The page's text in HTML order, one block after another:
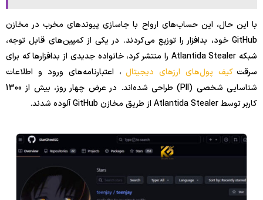
با این حال، این حساب‌های ارواح با جاسازی پیوندهای مخرب در مخازن
GitHub خود، بدافزار را توزیع می‌کردند. در یکی از کمپین‌های قابل توجه،
شبکه Atlantida Stealer را منتشر کرد، خانواده جدیدی از بدافزارها که برای
سرقتکیف پول‌های ارزهای دیجیتال ، اعتبارنامه‌های ورود و اطلاعات
شناسایی شخصی (PII) طراحی شده‌اند. در عرض چهار روز، بیش از 1300
کاربر توسط Atlantida Stealer از طریق مخازن GitHub آلوده شدند.